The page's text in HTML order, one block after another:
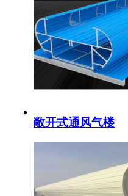
敞开式通风气楼